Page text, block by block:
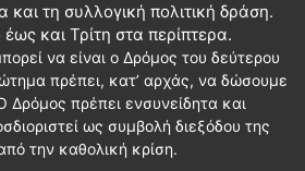
και τη συλλογική πολιτική δράση.
και Τρίτη στα περίπτερα.
να είναι ο Δρόμος του δεύτερου
πρέπει, κατ’ αρχάς, να δώσουμε
Δρόμος πρέπει ενσυνείδητα και
ως συμβολή διεξόδου της
την καθολική κρίση.